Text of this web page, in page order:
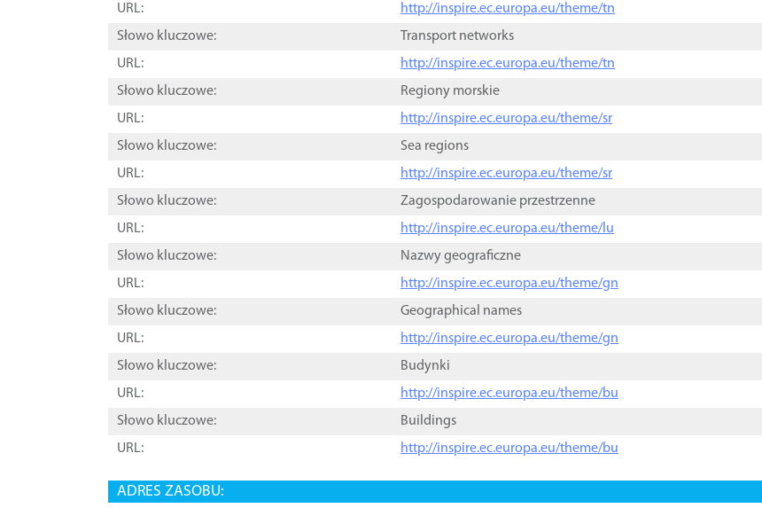
URL:
http://inspire.ec.europa.eu/theme/tn
Słowo kluczowe:
Transport networks
URL:
http://inspire.ec.europa.eu/theme/tn
Słowo kluczowe:
Regiony morskie
URL:
http://inspire.ec.europa.eu/theme/sr
Słowo kluczowe:
Sea regions
URL:
http://inspire.ec.europa.eu/theme/sr
Słowo kluczowe:
Zagospodarowanie przestrzenne
URL:
http://inspire.ec.europa.eu/theme/lu
Słowo kluczowe:
Nazwy geograficzne
URL:
http://inspire.ec.europa.eu/theme/gn
Słowo kluczowe:
Geographical names
URL:
http://inspire.ec.europa.eu/theme/gn
Słowo kluczowe:
Budynki
URL:
http://inspire.ec.europa.eu/theme/bu
Słowo kluczowe:
Buildings
URL:
http://inspire.ec.europa.eu/theme/bu
ADRES ZASOBU: